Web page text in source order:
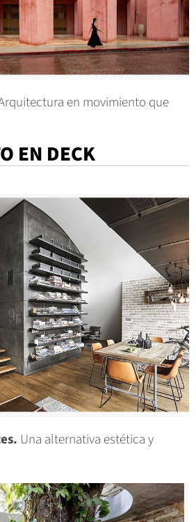
en movimiento que
EN DECK
Una alternativa estética y